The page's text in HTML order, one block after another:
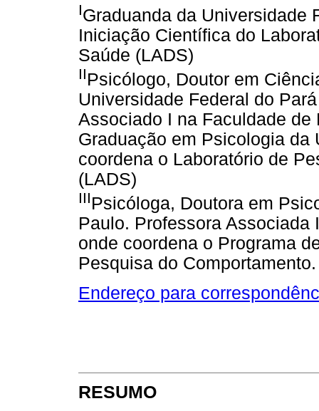
IGraduanda da Universidade
Iniciação Científica do
Saúde (LADS)
IIPsicólogo, Doutor em
Universidade Federal do
Associado I na Faculdade
Graduação em Psicologia da
coordena o Laboratório de
(LADS)
IIIPsicóloga, Doutora em
Paulo. Professora Associada
onde coordena o Programa
Pesquisa do
Endereço para
RESUMO